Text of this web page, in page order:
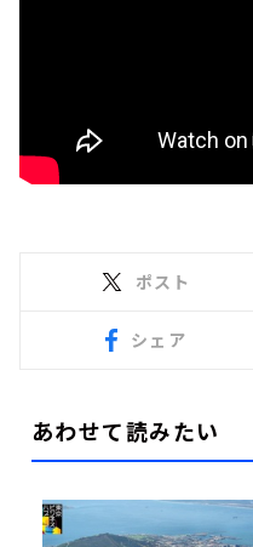
ポスト
シェア
あわせて読みたい